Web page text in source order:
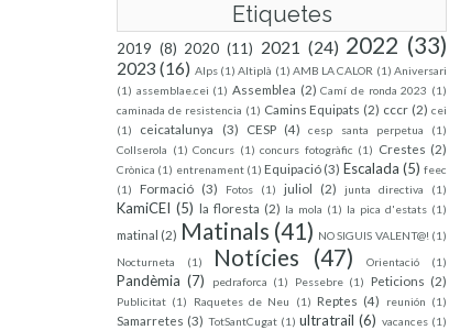
Etiquetes
2019 (8) 2020 (11) 2021 (24) 2022 (33)
2023 (16) Alps (1) Altiplà (1) AMB LA CALOR (1) Aniversari
(1) assemblae.cei (1) Assemblea (2) Camí de ronda 2023 (1)
caminada de resistencia (1) Camins Equipats (2) cccr (2) cei
(1)
ceicatalunya (3) CESP (4) cesp santa perpetua
(1)
Collserola (1) Concurs (1) concurs fotogràfic (1) Crestes (2)
Crònica (1) entrenament (1) Equipació (3) Escalada (5) feec
(1)
Formació (3) Fotos (1) juliol (2) junta directiva (1)
KamiCEI (5) la floresta (2) la mola (1) la pica d'estats (1)
matinal (2) Matinals (41) NO SIGUIS VALENT@! (1)
Nocturneta
(1) Notícies (47) Orientació (1)
Pandèmia (7) pedraforca (1) Pessebre (1) Peticions (2)
Publicitat (1) Raquetes de Neu (1) Reptes (4) reunión (1)
Samarretes (3) TotSantCugat (1) ultratrail (6) vacances (1)